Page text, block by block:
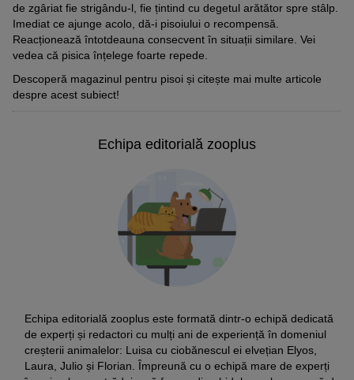
de zgâriat fie strigându-l, fie țintind cu degetul arătător spre stâlp.
Imediat ce ajunge acolo, dă-i pisoiului o recompensă.
Reacționează întotdeauna consecvent în situații similare. Vei
vedea că pisica înțelege foarte repede.
Descoperă magazinul pentru pisoi și citește mai multe articole
despre acest subiect!
Echipa editorială zooplus
Echipa editorială zooplus este formată dintr-o echipă dedicată
de experți și redactori cu mulți ani de experiență în domeniul
creșterii animalelor: Luisa cu ciobănescul ei elvețian Elyos,
Laura, Julio și Florian. Împreună cu o echipă mare de experți